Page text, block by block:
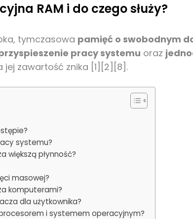
RAM i do czego służy?
tymczasowa pamięć o swobodnym
pracy systemu oraz
jej zawartość znika [1][2][8].
systemu?
większą płynność?
masowej?
komputerami?
dla użytkownika?
i systemem operacyjnym?